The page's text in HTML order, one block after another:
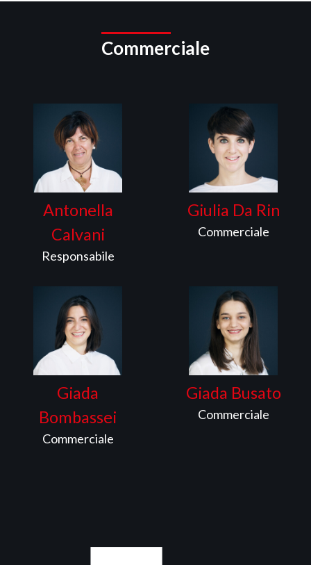
Commerciale
Antonella
Calvani
Responsabile
Giulia Da Rin
Commerciale
Giada
Bombassei
Commerciale
Giada Busato
Commerciale